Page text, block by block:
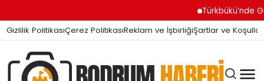
Türkbükü’nde
Gizlilik PolitikasıÇerez PolitikasıReklam ve İşbirliğiŞartlar ve Koşullar